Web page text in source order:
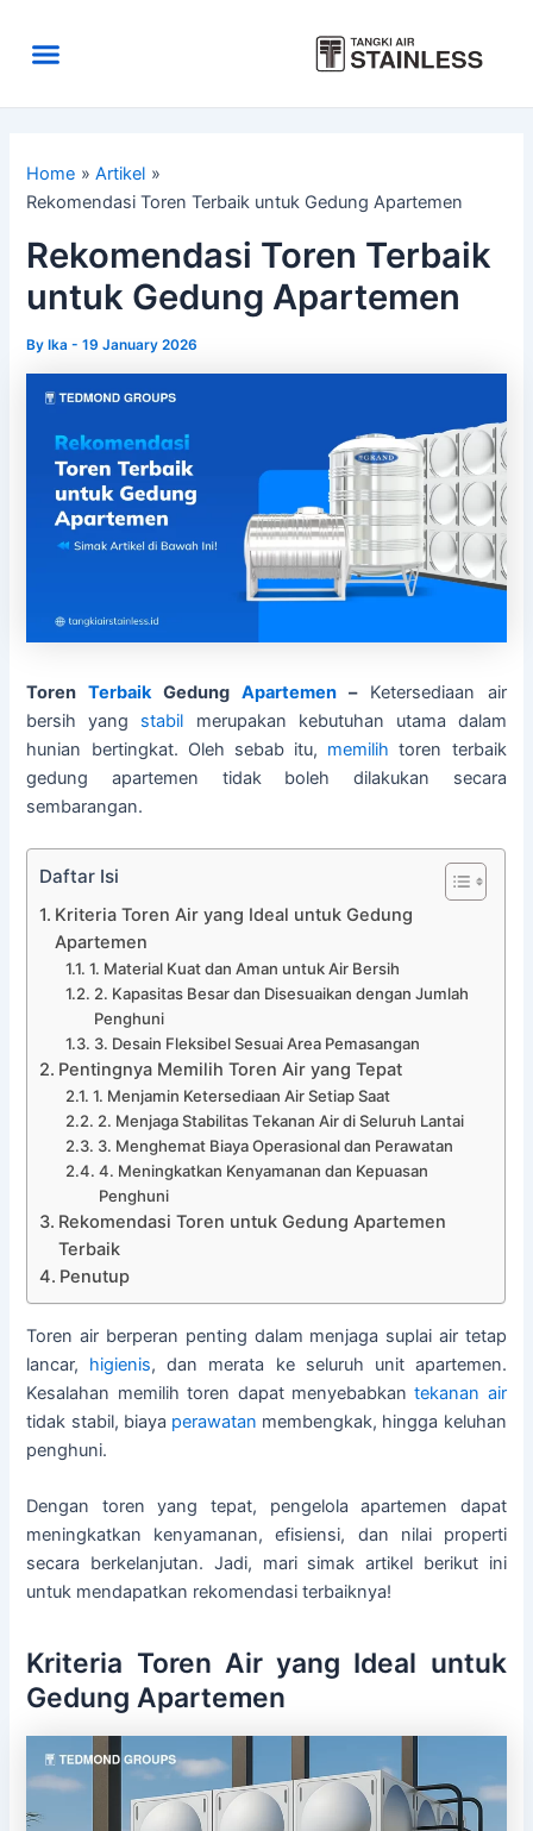
contentMenu
Home
Artikel
Rekomendasi Toren Terbaik untuk Gedung Apartemen
Rekomendasi Toren Terbaik
untuk Gedung Apartemen
ByIka-19 January 2026
TorenTerbaikGedungApartemen –Ketersediaan air
bersih yang stabil merupakan kebutuhan utama dalam
hunian bertingkat. Oleh sebab itu, memilih toren terbaik
gedung apartemen tidak boleh dilakukan secara
sembarangan.
Daftar Isi
Kriteria Toren Air yang Ideal untuk Gedung
Apartemen
1. Material Kuat dan Aman untuk Air Bersih
2. Kapasitas Besar dan Disesuaikan dengan Jumlah
Penghuni
3. Desain Fleksibel Sesuai Area Pemasangan
Pentingnya Memilih Toren Air yang Tepat
1. Menjamin Ketersediaan Air Setiap Saat
2. Menjaga Stabilitas Tekanan Air di Seluruh Lantai
3. Menghemat Biaya Operasional dan Perawatan
4. Meningkatkan Kenyamanan dan Kepuasan
Penghuni
Rekomendasi Toren untuk Gedung Apartemen
Terbaik
Penutup
Toren air berperan penting dalam menjaga suplai air tetap
lancar, higienis, dan merata ke seluruh unit apartemen.
Kesalahan memilih toren dapat menyebabkantekanan air
tidak stabil, biaya perawatan membengkak, hingga keluhan
penghuni.
Dengan toren yang tepat, pengelola apartemen dapat
meningkatkan kenyamanan, efisiensi, dan nilai properti
secara berkelanjutan. Jadi, mari simak artikel berikut ini
untuk mendapatkan rekomendasi terbaiknya!
Kriteria Toren Air yang Ideal untuk
Gedung Apartemen